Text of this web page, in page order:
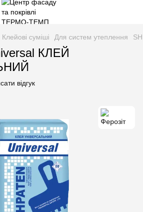
Клейові суміші Для систем утеплення
КЛЕЙ
відгук